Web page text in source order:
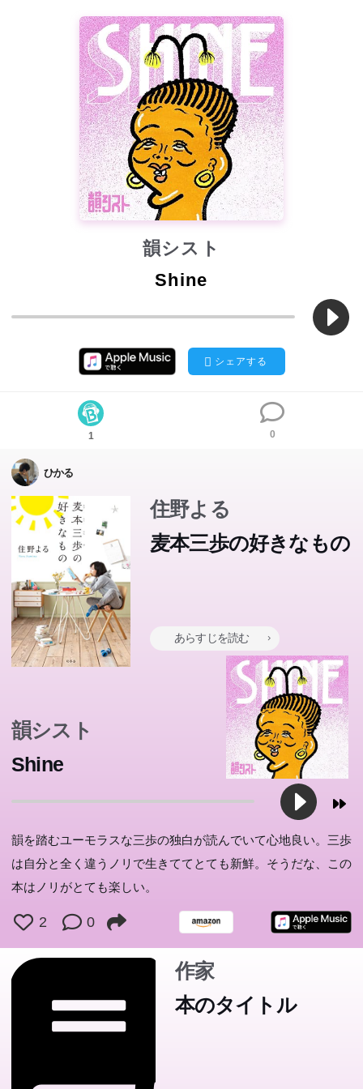
韻シスト
Shine
シェアする
1 0
ひかる
住野よる
麦本三歩の好きなもの
あらすじを読む
朝寝坊、チーズ蒸しパン、そして本。好きなものがたくさ
んあるから毎日はきっと楽しい。図書館勤務の20代女
韻シスト
Shine
韻を踏むユーモラスな三歩の独白が読んでいて心地良い。三歩
は自分と全く違うノリで生きててとても新鮮。そうだな、この
本はノリがとても楽しい。
2 0
作家
本のタイトル